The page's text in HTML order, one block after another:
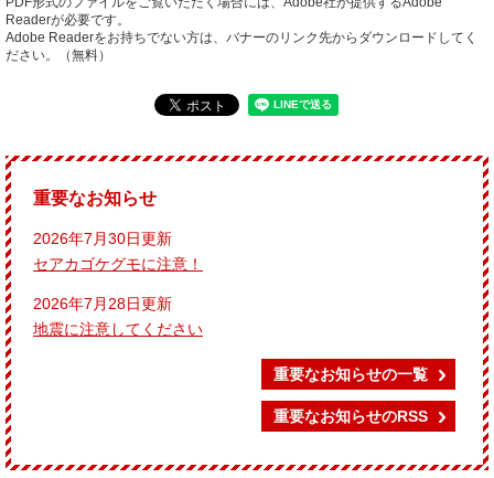
Readerが必要です。
Adobe Readerをお持ちでない方は、バナーのリンク先からダウンロードしてく
ださい。（無料）
重要なお知らせ
2026年7月30日更新
セアカゴケグモに注意！
2026年7月28日更新
地震に注意してください
重要なお知らせの一覧
重要なお知らせのRSS